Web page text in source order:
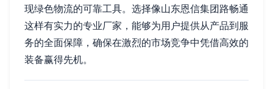
现绿色物流的可靠工具。选择像山东恩信集团路畅通
这样有实力的专业厂家，能够为用户提供从产品到服
务的全面保障，确保在激烈的市场竞争中凭借高效的
装备赢得先机。